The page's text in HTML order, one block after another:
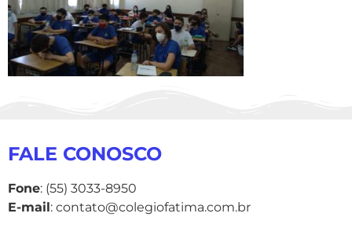
FALE CONOSCO
Fone: (55) 3033-8950
E-mail: contato@colegiofatima.com.br